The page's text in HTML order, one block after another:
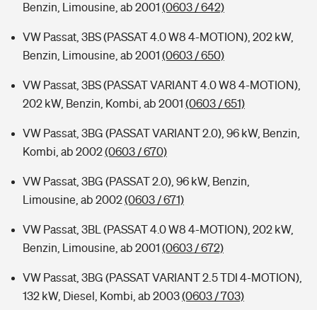
Benzin, Limousine, ab 2001 (0603 / 642)
VW Passat, 3BS (PASSAT 4.0 W8 4-MOTION), 202 kW,
Benzin, Limousine, ab 2001 (0603 / 650)
VW Passat, 3BS (PASSAT VARIANT 4.0 W8 4-MOTION),
202 kW, Benzin, Kombi, ab 2001 (0603 / 651)
VW Passat, 3BG (PASSAT VARIANT 2.0), 96 kW, Benzin,
Kombi, ab 2002(0603 / 670)
VW Passat, 3BG (PASSAT 2.0), 96 kW, Benzin,
Limousine, ab 2002(0603 / 671)
VW Passat, 3BL (PASSAT 4.0 W8 4-MOTION), 202 kW,
Benzin, Limousine, ab 2001 (0603 / 672)
VW Passat, 3BG (PASSAT VARIANT 2.5 TDI 4-MOTION),
132 kW, Diesel, Kombi, ab 2003(0603 / 703)